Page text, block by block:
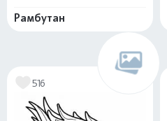
Рамбутан
516